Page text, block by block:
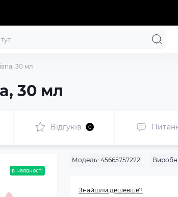
30 мл
30 мл
Відгуків 0
в наявності
Модель: 45665757222
Знайшли дешевше?